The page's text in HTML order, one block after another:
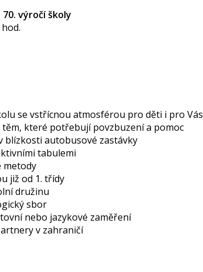
výročí školy
se vstřícnou atmosférou pro děti i pro Vás
těm, které potřebují povzbuzení a pomoc
blízkosti autobusové zastávky
tabulemi
metody
již od 1. třídy
družinu
sbor
nebo jazykové zaměření
v zahraničí